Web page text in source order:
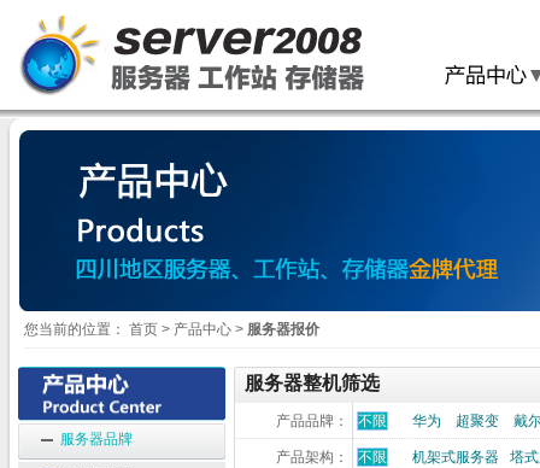
您当前的位置： 首页 > 产品中心 > 服务器报价
服务器品牌
服务器整机筛选
产品品牌： 不限 华为 超聚变 戴
产品架构： 不限 机架式服务器 塔